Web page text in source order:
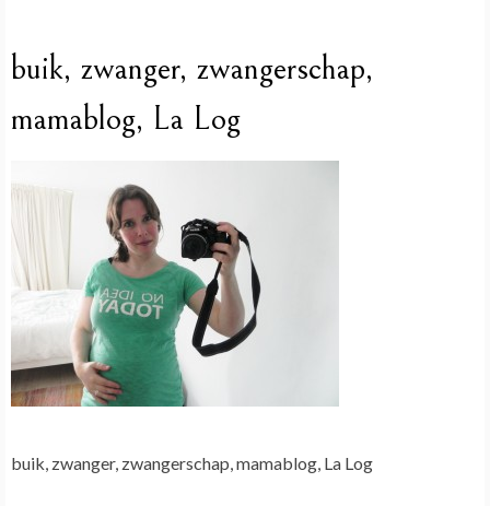
buik, zwanger, zwangerschap,
mamablog, La Log
buik, zwanger, zwangerschap, mamablog, La Log